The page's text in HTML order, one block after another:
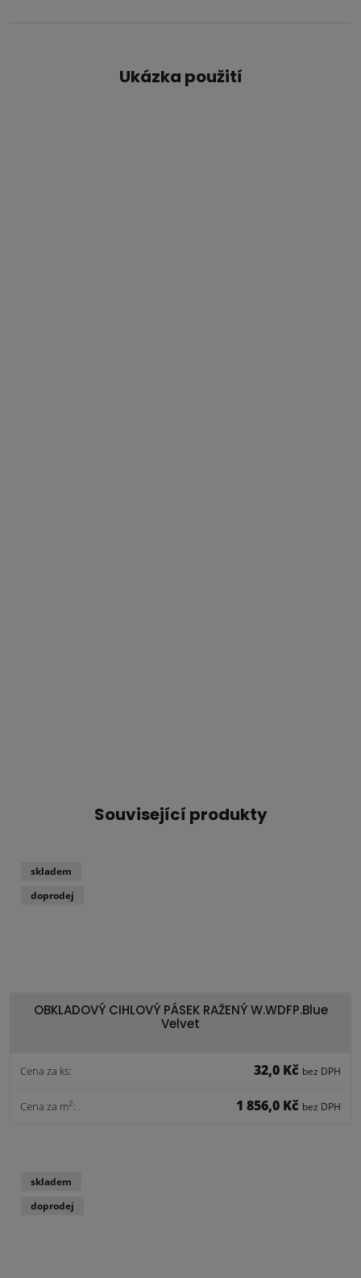
Ukázka použití
Související produkty
OBKLADOVÝ CIHLOVÝ PÁSEK RAŽENÝ W.WDFP.Blue
Velvet
Cena za ks: 32,0 Kč bez DPH
Cena za m2: 1 856,0 Kč bez DPH
skladem
doprodej
skladem
doprodej